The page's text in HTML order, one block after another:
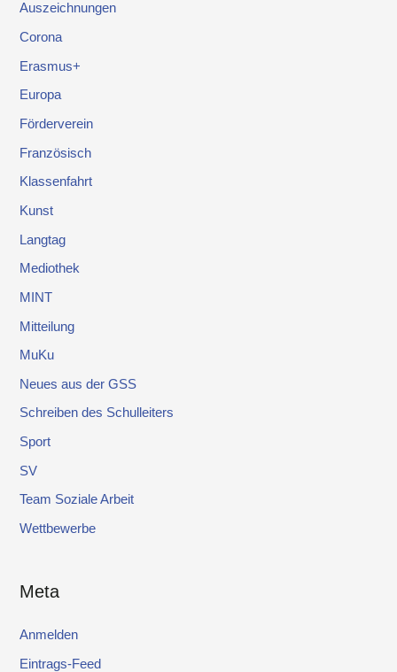
Auszeichnungen
Corona
Erasmus+
Europa
Förderverein
Französisch
Klassenfahrt
Kunst
Langtag
Mediothek
MINT
Mitteilung
MuKu
Neues aus der GSS
Schreiben des Schulleiters
Sport
SV
Team Soziale Arbeit
Wettbewerbe
Meta
Anmelden
Eintrags-Feed